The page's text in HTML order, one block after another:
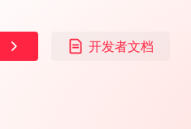
开发者文档